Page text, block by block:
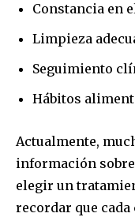
Constancia en
Limpieza
Seguimiento
Hábitos
Actualmente,
información
elegir un
recordar que